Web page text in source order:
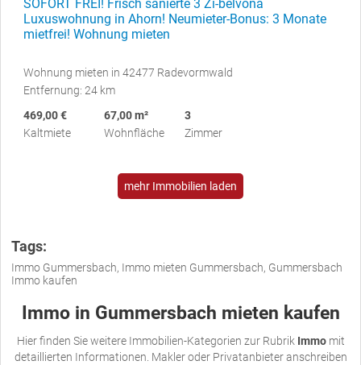
SOFORT FREI! Frisch sanierte 3 Zi-belvona
Luxuswohnung in Ahorn! Neumieter-Bonus: 3 Monate
mietfrei! Wohnung mieten
Wohnung mieten in 42477 Radevormwald
Entfernung: 24 km
469,00 €
Kaltmiete
67,00 m²
Wohnfläche
3
Zimmer
mehr Immobilien laden
Tags:
Immo Gummersbach, Immo mieten Gummersbach, Gummersbach
Immo kaufen
Immo in Gummersbach mieten kaufen
Hier finden Sie weitere Immobilien-Kategorien zur Rubrik Immomit
detaillierten Informationen. Makler oder Privatanbieter anschreiben